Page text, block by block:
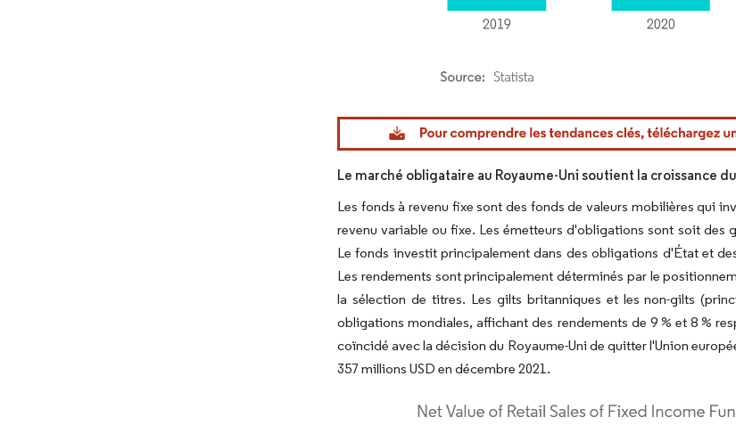
Image © Mordor Intelligence. La réutilisation nécessite une attribution sous CC BY 4.0.
Le marché obligataire au Royaume-Uni soutient la croissance
Les fonds à revenu fixe sont des fonds de valeurs mobilières qui
revenu variable ou fixe. Les émetteurs d'obligations sont soit des
Le fonds investit principalement dans des obligations d'État et
Les rendements sont principalement déterminés par le
la sélection de titres. Les gilts britanniques et les non-gilts
obligations mondiales, affichant des rendements de 9 % et 8 %
coïncidé avec la décision du Royaume-Uni de quitter l'Union
357 millions USD en décembre 2021.